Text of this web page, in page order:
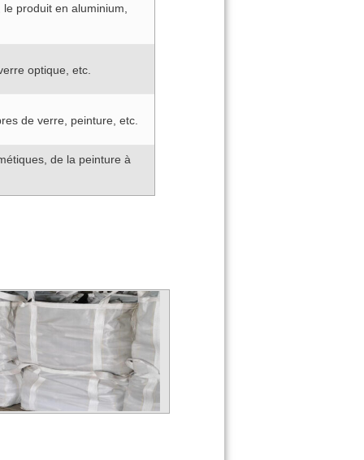
produit en aluminium,
optique, etc.
de verre, peinture, etc.
de la peinture à